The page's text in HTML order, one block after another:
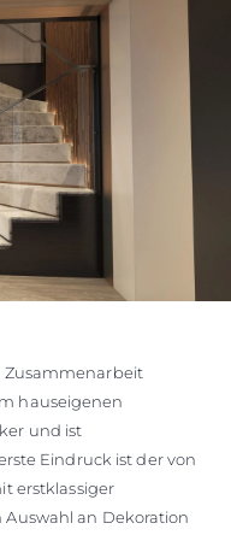
Zusammenarbeit
hauseigenen
und ist
Eindruck ist der von
erstklassiger
an Dekoration